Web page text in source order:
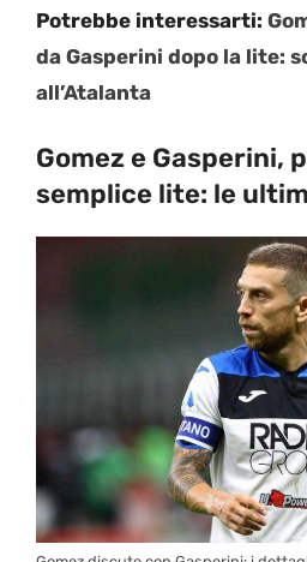
Potrebbe interessarti:
da Gasperini dopo la lite:
all’Atalanta
Gomez e Gasperini,
semplice lite: le